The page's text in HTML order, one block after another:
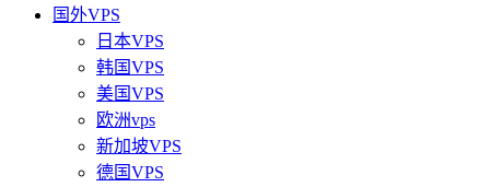
国外VPS
日本VPS
韩国VPS
美国VPS
欧洲vps
新加坡VPS
德国VPS